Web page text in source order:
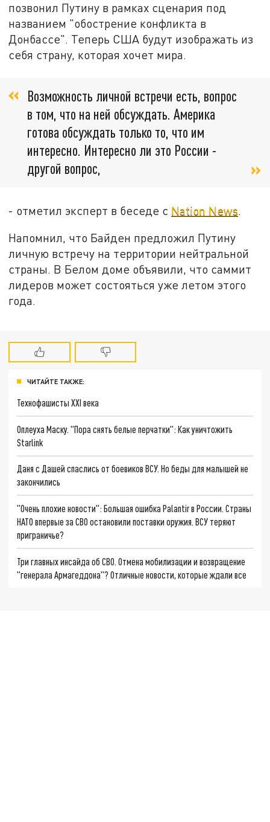
позвонил Путину в рамках сценария под
названием "обострение конфликта в
Донбассе". Теперь США будут изображать из
себя страну, которая хочет мира.
Возможность личной встречи есть, вопрос
в том, что на ней обсуждать. Америка
готова обсуждать только то, что им
интересно. Интересно ли это России -
другой вопрос,
- отметил эксперт в беседе с Nation News.
Напомнил, что Байден предложил Путину
личную встречу на территории нейтральной
страны. В Белом доме объявили, что саммит
лидеров может состояться уже летом этого
года.
ЧИТАЙТЕ ТАКЖЕ:
Технофашисты XXI века
Оплеуха Маску. "Пора снять белые перчатки": Как уничтожить
Starlink
Даня с Дашей спаслись от боевиков ВСУ. Но беды для малышей не
закончились
"Очень плохие новости": Большая ошибка Palantir в России. Страны
НАТО впервые за СВО остановили поставки оружия. ВСУ теряют
приграничье?
Три главных инсайда об СВО. Отмена мобилизации и возвращение
"генерала Армагеддона"? Отличные новости, которые ждали все